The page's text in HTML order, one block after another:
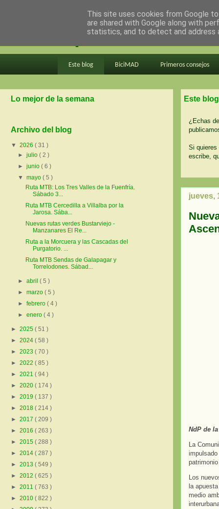
en bici por madrid
Este blog BiciMAD Primeros consejos
Este
¿Echas
Si quieres
escribe,
jueves,
NdP de
La
Los
la
medio
Lo mejor de la semana
Archivo del blog
▼ 2026 ( 31 )
►julio( 2 )
►junio( 6 )
▼mayo( 5 )
Ruta MTB: Los Tres Valles de la Fuenfría.
Sábado 3...
Ruta MTB Cercedilla a Villalba por la
Jarosa. Sába...
Nuevas rutas verdes Bustarviejo -
Manzanares El Re...
Ruta a la Morcuera y las Cascadas del
Purgatorio. ...
Ruta MTB Sendas de Galapagar y
Torrelodones. Sábad...
►abril( 5 )
►marzo( 5 )
►febrero( 4 )
►enero( 4 )
► 2025 ( 51 )
► 2024 ( 58 )
► 2023 ( 70 )
► 2022 ( 85 )
► 2021 ( 94 )
► 2020 ( 174 )
► 2019 ( 137 )
► 2018 ( 214 )
► 2017 ( 209 )
► 2016 ( 263 )
► 2015 ( 288 )
► 2014 ( 287 )
► 2013 ( 549 )
► 2012 ( 625 )
► 2011 ( 763 )
► 2010 ( 822 )
This site uses cookies from Google
are shared with Google along with
statistics, and to detect and address